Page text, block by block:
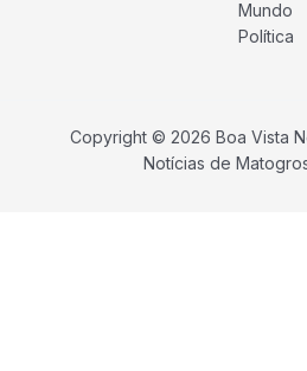
Mundo
Política
Copyright © 2026 Boa Vista
Notícias de